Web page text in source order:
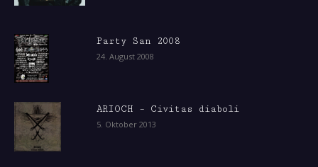
Party San 2008
24. August 2008
ARIOCH – Civitas diaboli
5. Oktober 2013